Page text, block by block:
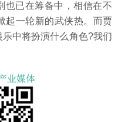
也已在筹备中，相信在不
起一轮新的武侠热。而贾
中将扮演什么角色?我们